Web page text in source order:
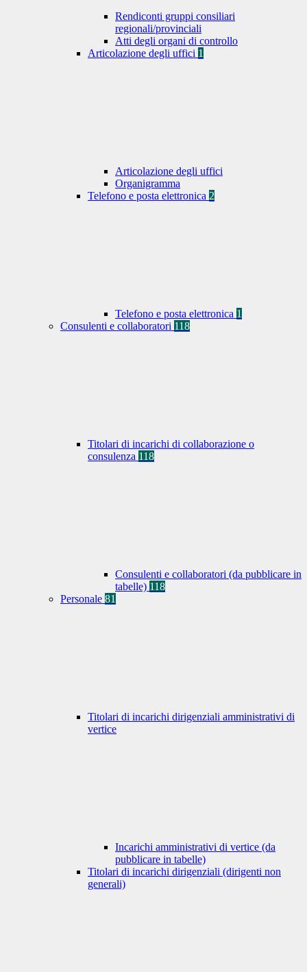
Rendiconti gruppi consiliari
regionali/provinciali
Atti degli organi di controllo
Articolazione degli uffici 1
Articolazione degli uffici
Organigramma
Telefono e posta elettronica 2
Telefono e posta elettronica 1
Consulenti e collaboratori 118
Titolari di incarichi di collaborazione o
consulenza 118
Consulenti e collaboratori (da pubblicare in
tabelle) 118
Personale 81
Titolari di incarichi dirigenziali amministrativi di
vertice
Incarichi amministrativi di vertice (da
pubblicare in tabelle)
Titolari di incarichi dirigenziali (dirigenti non
generali)